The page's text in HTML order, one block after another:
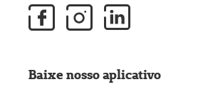
Baixe nosso aplicativo